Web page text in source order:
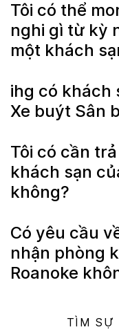
Tôi có thể
nghi gì từ kỳ
một khách
ihg có khách
Xe buýt Sân
Tôi có cần
khách sạn
không?
Có yêu cầu
nhận phòng
Roanoke
TÌM SỰ